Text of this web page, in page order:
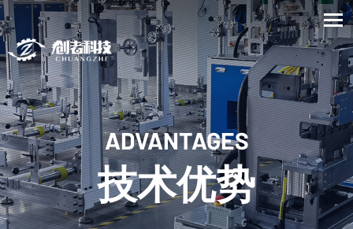
ADVANTAGES
技术优势